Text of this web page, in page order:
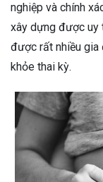
nghiệp và chính
xây dựng được uy
được rất nhiều
khỏe thai kỳ.